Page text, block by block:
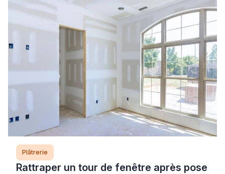
Plâtrerie
Rattraper un tour de fenêtre après pose